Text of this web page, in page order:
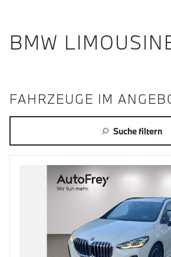
BMW
FAHRZEUGE IM
Suche filtern